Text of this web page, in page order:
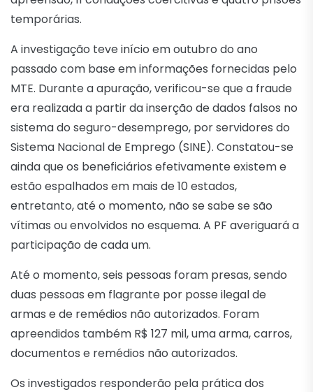
temporárias.
A investigação teve início em outubro do ano
passado com base em informações fornecidas pelo
MTE. Durante a apuração, verificou-se que a fraude
era realizada a partir da inserção de dados falsos no
sistema do seguro-desemprego, por servidores do
Sistema Nacional de Emprego (SINE). Constatou-se
ainda que os beneficiários efetivamente existem e
estão espalhados em mais de 10 estados,
entretanto, até o momento, não se sabe se são
vítimas ou envolvidos no esquema. A PF averiguará a
participação de cada um.
Até o momento, seis pessoas foram presas, sendo
duas pessoas em flagrante por posse ilegal de
armas e de remédios não autorizados. Foram
apreendidos também R$ 127 mil, uma arma, carros,
documentos e remédios não autorizados.
Os investigados responderão pela prática dos